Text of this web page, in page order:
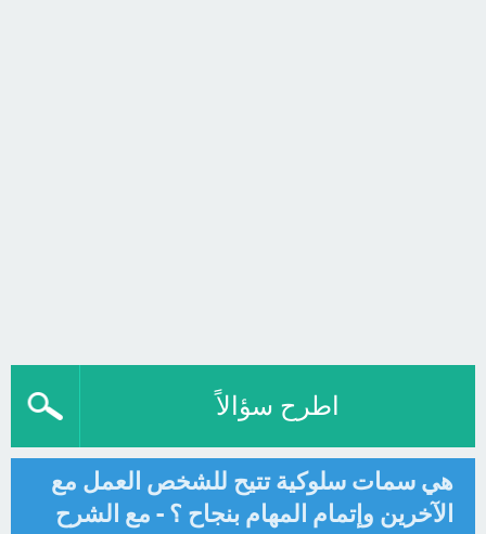
اطرح سؤالاً
هي سمات سلوكية تتيح للشخص العمل مع
الآخرين وإتمام المهام بنجاح ؟ - مع الشرح